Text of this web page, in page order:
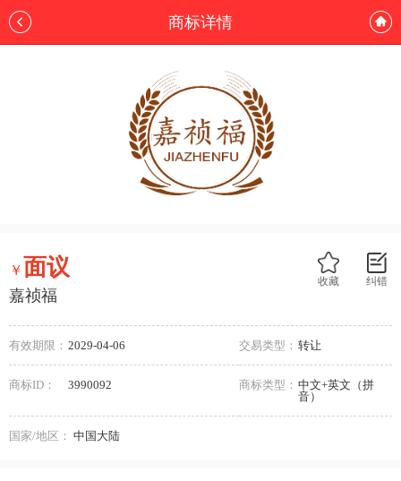
商标详情
纠错
收藏
￥面议
嘉祯福
有效期限： 2029-04-06 交易类型： 转让
商标ID： 3990092 商标类型： 中文+英文（拼
音）
国家/地区： 中国大陆